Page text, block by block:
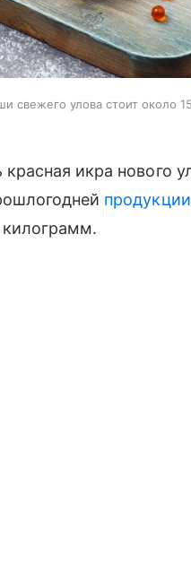
свежего улова стоит около
икра нового
продукции
килограмм.